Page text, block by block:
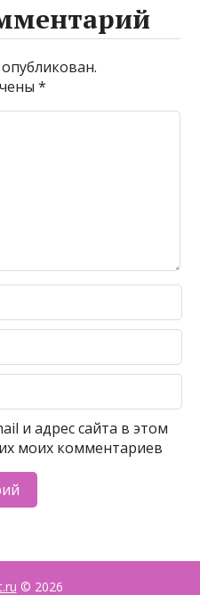
*
и адрес сайта в этом
моих комментариев
© 2026